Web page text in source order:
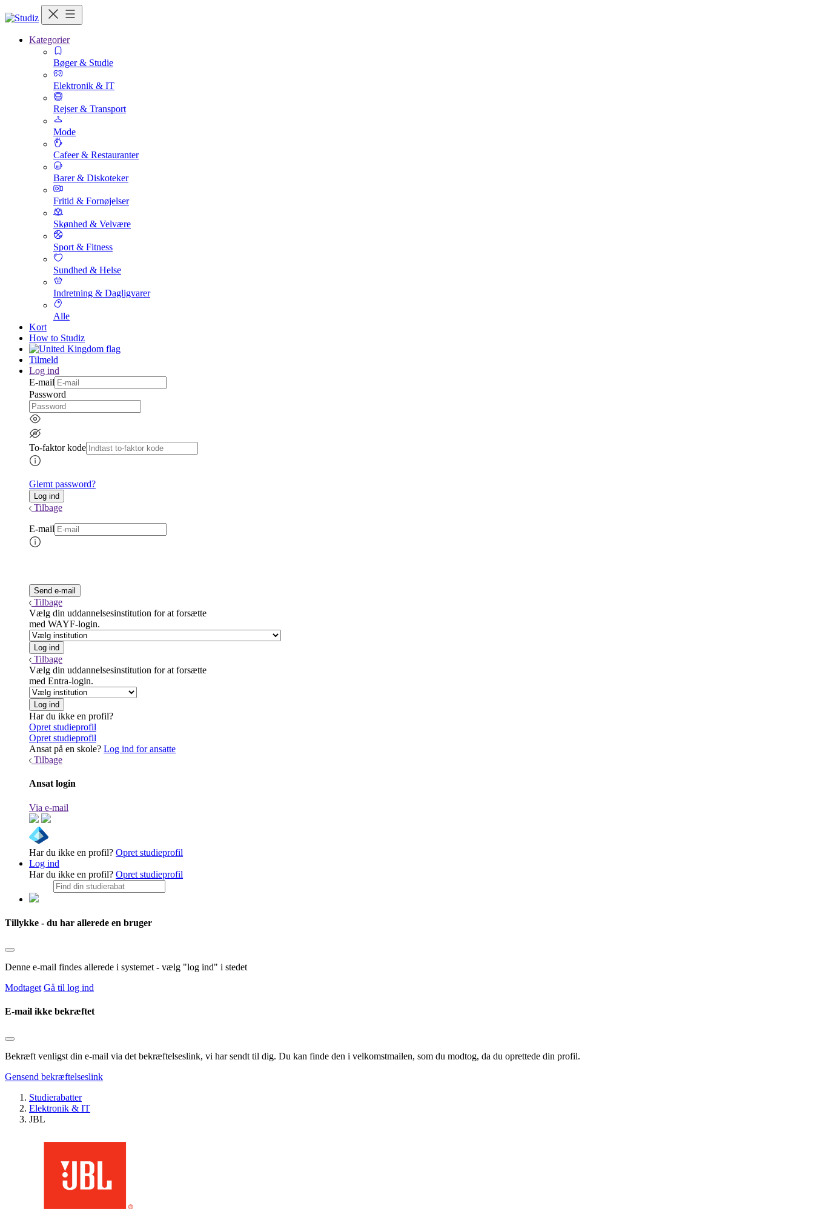
Kategorier
Bøger & Studie
Elektronik & IT
Rejser & Transport
Mode
Cafeer & Restauranter
Barer & Diskoteker
Fritid & Fornøjelser
Skønhed & Velvære
Sport & Fitness
Sundhed & Helse
Indretning & Dagligvarer
Alle
Kort
How to Studiz
Tilmeld
Log ind
E-mail
Password
To-faktor kode
Glemt password?
Tilbage
E-mail
Tilbage
Vælg din uddannelsesinstitution for at forsætte
med WAYF-login.
Tilbage
Vælg din uddannelsesinstitution for at forsætte
med Entra-login.
Har du ikke en profil?
Opret studieprofil
Opret studieprofil
Ansat på en skole? Log ind for ansatte
Tilbage
Ansat login
Via e-mail
Har du ikke en profil? Opret studieprofil
Log ind
Har du ikke en profil? Opret studieprofil
Tillykke - du har allerede en bruger
Denne e-mail findes allerede i systemet - vælg "log ind" i stedet
Modtaget Gå til log ind
E-mail ikke bekræftet
Bekræft venligst din e-mail via det bekræftelseslink, vi har sendt til dig. Du kan finde den i velkomstmailen, som du modtog, da du oprettede din profil.
Gensend bekræftelseslink
Studierabatter
Elektronik & IT
JBL